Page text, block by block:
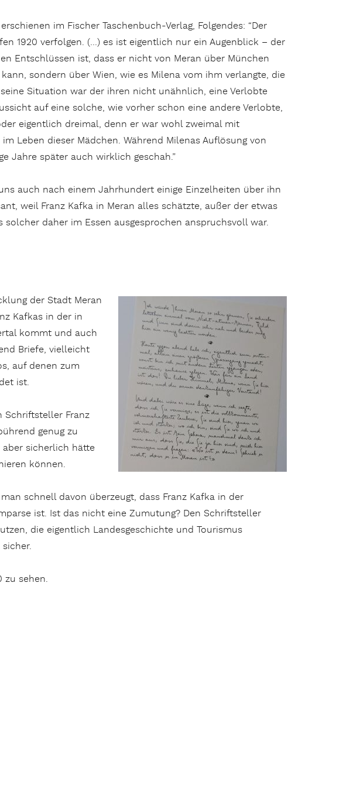
im Fischer Taschenbuch-Verlag, Folgendes: “Der
1920 verfolgen. (…) es ist eigentlich nur ein Augenblick – der
Entschlüssen ist, dass er nicht von Meran über München
sondern über Wien, wie es Milena vom ihm verlangte, die
Situation war der ihren nicht unähnlich, eine Verlobte
auf eine solche, wie vorher schon eine andere Verlobte,
eigentlich dreimal, denn er war wohl zweimal mit
Leben dieser Mädchen. Während Milenas Auflösung von
Jahre später auch wirklich geschah.”
auch nach einem Jahrhundert einige Einzelheiten über ihn
weil Franz Kafka in Meran alles schätzte, außer der etwas
daher im Essen ausgesprochen anspruchsvoll war.
der Stadt Meran
Kafkas in der in
kommt und auch
Briefe, vielleicht
auf denen zum
ist.
Schriftsteller Franz
genug zu
aber sicherlich hätte
können.
schnell davon überzeugt, dass Franz Kafka in der
ist. Ist das nicht eine Zumutung? Den Schriftsteller
die eigentlich Landesgeschichte und Tourismus
zu sehen.